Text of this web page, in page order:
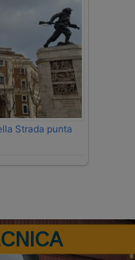
Strada punta